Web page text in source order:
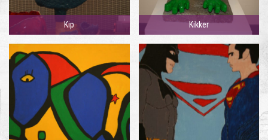
Kip Kikker